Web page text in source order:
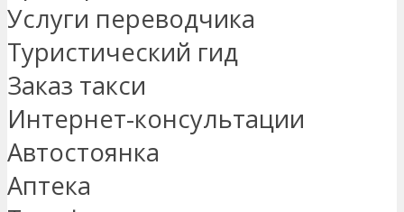
Услуги переводчика
Туристический гид
Заказ такси
Интернет-консультации
Автостоянка
Аптека